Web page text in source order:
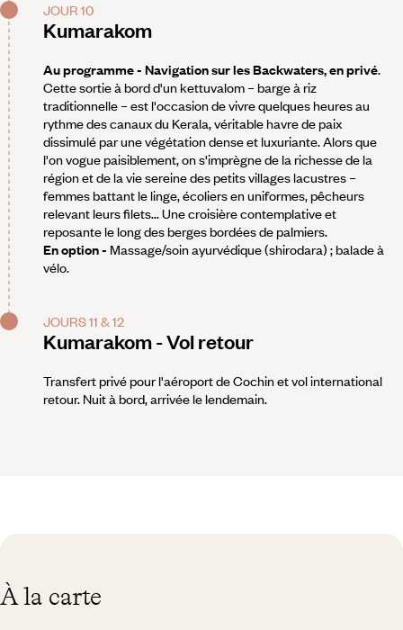
JOUR 10
Kumarakom
Au programme - Navigation sur les Backwaters, en privé.
Cette sortie à bord d'un kettuvalom – barge à riz
traditionnelle – est l'occasion de vivre quelques heures au
rythme des canaux du Kerala, véritable havre de paix
dissimulé par une végétation dense et luxuriante. Alors que
l'on vogue paisiblement, on s'imprègne de la richesse de la
région et de la vie sereine des petits villages lacustres –
femmes battant le linge, écoliers en uniformes, pêcheurs
relevant leurs filets... Une croisière contemplative et
reposante le long des berges bordées de palmiers.
En option - Massage/soin ayurvédique (shirodara) ; balade à
vélo.
JOURS 11 & 12
Kumarakom - Vol retour
Transfert privé pour l'aéroport de Cochin et vol international
retour. Nuit à bord, arrivée le lendemain.
À la carte